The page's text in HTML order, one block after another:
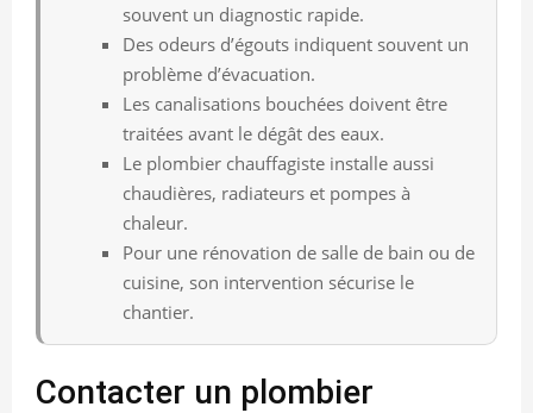
souvent un diagnostic rapide.
Des odeurs d’égouts indiquent souvent un
problème d’évacuation.
Les canalisations bouchées doivent être
traitées avant le dégât des eaux.
Le plombier chauffagiste installe aussi
chaudières, radiateurs et pompes à
chaleur.
Pour une rénovation de salle de bain ou de
cuisine, son intervention sécurise le
chantier.
Contacter un plombier